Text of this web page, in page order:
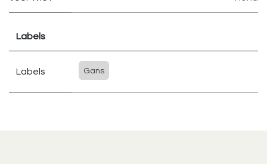
Labels
Labels Gans